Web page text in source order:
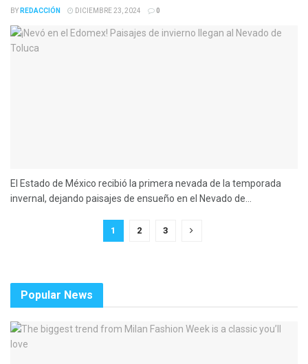
BY REDACCIÓN DICIEMBRE 23, 2024 0
El Estado de México recibió la primera nevada de la temporada
invernal, dejando paisajes de ensueño en el Nevado de...
1 2 3
Popular News